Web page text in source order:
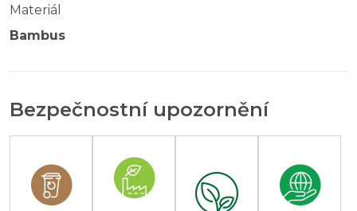
Materiál
Bambus
Bezpečnostní upozornění